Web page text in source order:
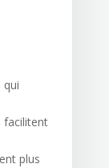
qui
facilitent
plus